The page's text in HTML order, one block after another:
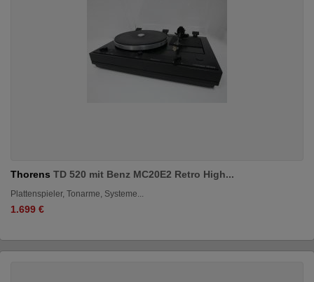
Thorens TD 520 mit Benz MC20E2 Retro High...
Plattenspieler, Tonarme, Systeme...
1.699 €